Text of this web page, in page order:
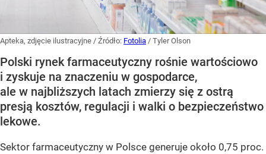
Apteka, zdjęcie ilustracyjne / Źródło: Fotolia / Tyler Olson
Polski rynek farmaceutyczny rośnie wartościowo
i zyskuje na znaczeniu w gospodarce,
ale w najbliższych latach zmierzy się z ostrą
presją kosztów, regulacji i walki o bezpieczeństwo
lekowe.
Sektor farmaceutyczny w Polsce generuje około 0,75 proc.